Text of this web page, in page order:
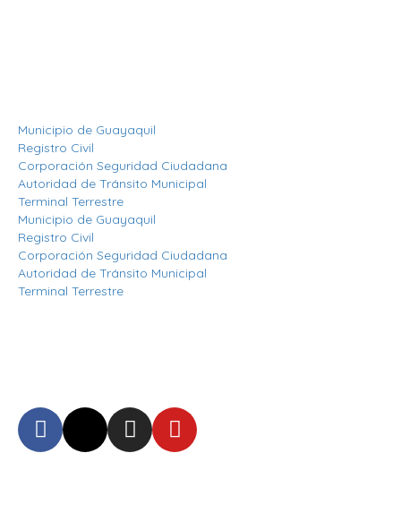
Municipio de Guayaquil
Registro Civil
Corporación Seguridad Ciudadana
Autoridad de Tránsito Municipal
Terminal Terrestre
Municipio de Guayaquil
Registro Civil
Corporación Seguridad Ciudadana
Autoridad de Tránsito Municipal
Terminal Terrestre